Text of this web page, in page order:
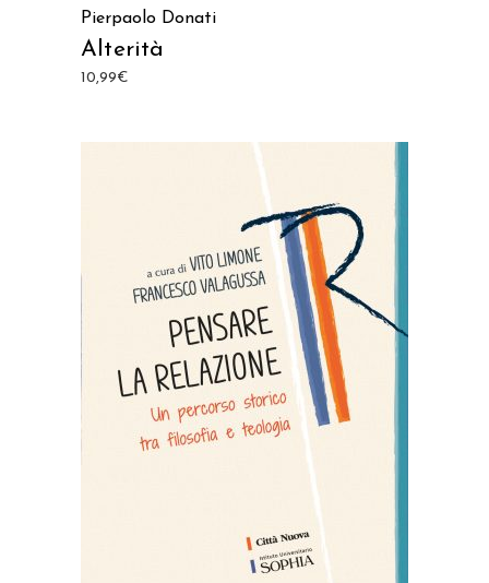
Pierpaolo Donati
Alterità
10,99€
Prodotto acquistabile sui
seguenti store
ACQUISTA SU AMAZON
ACQUISTA SU IBS